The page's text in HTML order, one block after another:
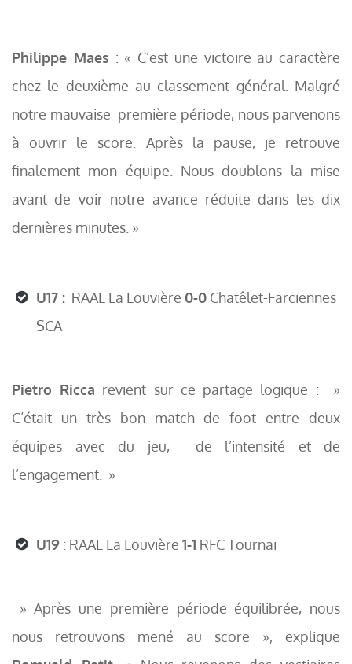
Philippe Maes : « C’est une victoire au caractère
chez le deuxième au classement général. Malgré
notre mauvaise première période, nous parvenons
à ouvrir le score. Après la pause, je retrouve
finalement mon équipe. Nous doublons la mise
avant de voir notre avance réduite dans les dix
dernières minutes. »
U17 : RAAL La Louvière 0-0 Chatêlet-Farciennes
SCA
Pietro Ricca revient sur ce partage logique : »
C’était un très bon match de foot entre deux
équipes avec du jeu, de l’intensité et de
l’engagement. »
U19 : RAAL La Louvière 1-1 RFC Tournai
» Après une première période équilibrée, nous
nous retrouvons mené au score », explique